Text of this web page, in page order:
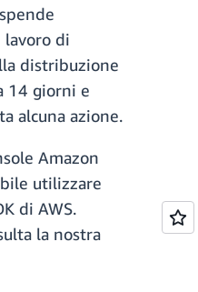
di
distribuzione
14 giorni e
alcuna azione.
Amazon
utilizzare
di AWS.
la nostra